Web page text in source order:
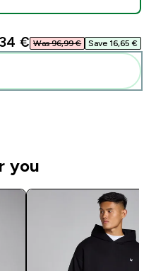
€‎ Was 96,99 €‎ Save 16,65 €‎
you